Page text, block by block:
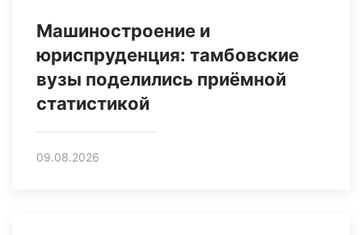
Машиностроение и
юриспруденция: тамбовские
вузы поделились приёмной
статистикой
09.08.2026